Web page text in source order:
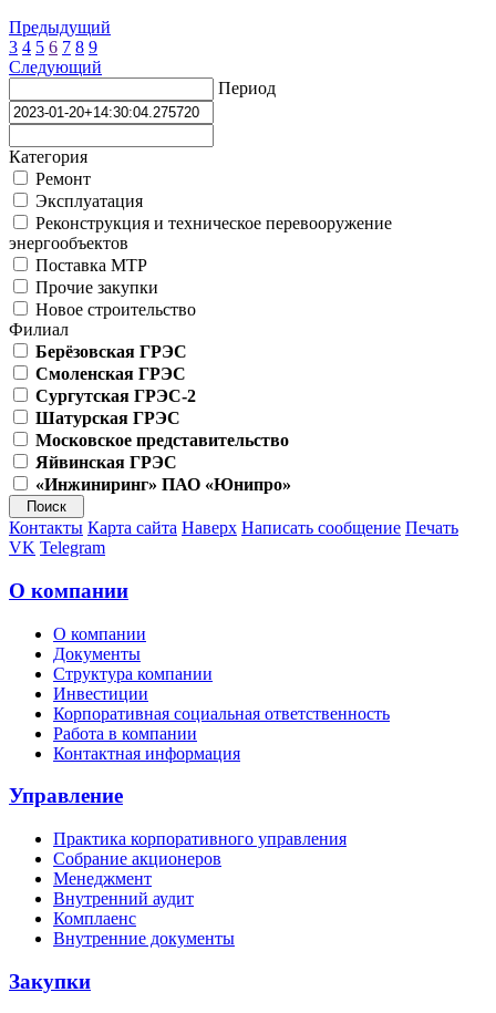
Предыдущий
3 4 5 6 7 8 9
Следующий
Период
Категория
Ремонт
Эксплуатация
Реконструкция и техническое перевооружение
энергообъектов
Поставка МТР
Прочие закупки
Новое строительство
Филиал
Берёзовская ГРЭС
Смоленская ГРЭС
Сургутская ГРЭС-2
Шатурская ГРЭС
Московское представительство
Яйвинская ГРЭС
«Инжиниринг» ПАО «Юнипро»
Контакты Карта сайта Наверх Написать сообщение Печать
VK Telegram
О компании
О компании
Документы
Структура компании
Инвестиции
Корпоративная социальная ответственность
Работа в компании
Контактная информация
Управление
Практика корпоративного управления
Собрание акционеров
Менеджмент
Внутренний аудит
Комплаенс
Внутренние документы
Закупки